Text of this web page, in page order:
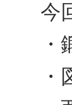
今